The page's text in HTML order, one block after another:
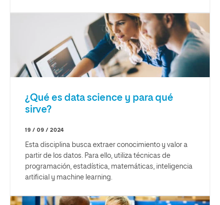
¿Qué es data science y para qué
sirve?
19 / 09 / 2024
Esta disciplina busca extraer conocimiento y valor a
partir de los datos. Para ello, utiliza técnicas de
programación, estadística, matemáticas, inteligencia
artificial y machine learning.